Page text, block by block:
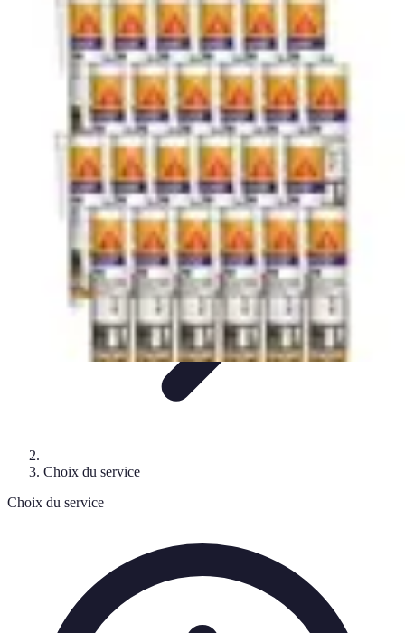
Services Menuisier
Choix du menuisierServices de menuiserieChoix du
Matériaux et TechniquesConseils pratiques
Services Menuisier
Choix du service
Choix du service